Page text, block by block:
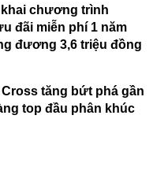
chương trình
đãi miễn phí 1 năm
đương 3,6 triệu đồng
Cross tăng bứt phá gần
top đầu phân khúc